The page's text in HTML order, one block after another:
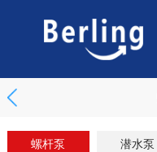
螺杆泵 潜水泵